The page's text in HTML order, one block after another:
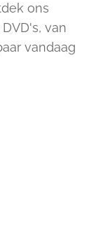
ons
van
vandaag